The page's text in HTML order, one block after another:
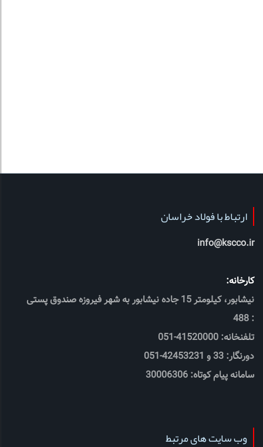
ارتباط با فولاد خراسان
info@kscco.ir
کارخانه:
نیشابور، کیلومتر 15 جاده نیشابور به شهر فیروزه صندوق پستی
: 488
تلفنخانه: 41520000-051
دورنگار: 33 و 42453231-051
سامانه پیام کوتاه: 30006306
وب سایت های مرتبط